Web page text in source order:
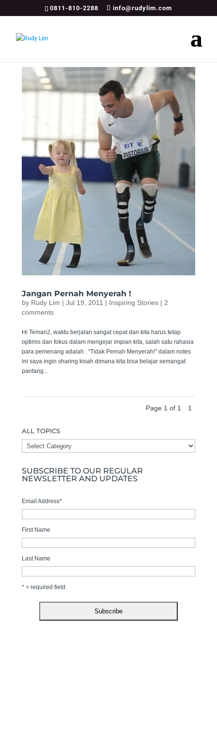
0811-810-2288 info@rudylim.com
Jangan Pernah Menyerah !
by Rudy Lim | Jul 19, 2011 | Inspiring Stories| 2
comments
Hi Teman2, waktu berjalan sangat cepat dan kita harus tetap
optimis dan fokus dalam mengejar impian kita, salah satu rahasia
para pemenang adalah : “Tidak Pernah Menyerah!” dalam notes
ini saya ingin sharing kisah dimana kita bisa belajar semangat
pantang...
Page 1 of 1 1
ALL TOPICS
ALL
TOPICS
SUBSCRIBE TO OUR REGULAR
NEWSLETTER AND UPDATES
Email Address*
First Name
Last Name
* = required field